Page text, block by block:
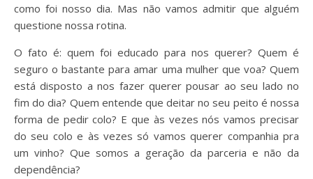
como foi nosso dia. Mas não vamos admitir que alguém
questione nossa rotina.
O fato é: quem foi educado para nos querer? Quem é
seguro o bastante para amar uma mulher que voa? Quem
está disposto a nos fazer querer pousar ao seu lado no
fim do dia? Quem entende que deitar no seu peito é nossa
forma de pedir colo? E que às vezes nós vamos precisar
do seu colo e às vezes só vamos querer companhia pra
um vinho? Que somos a geração da parceria e não da
dependência?